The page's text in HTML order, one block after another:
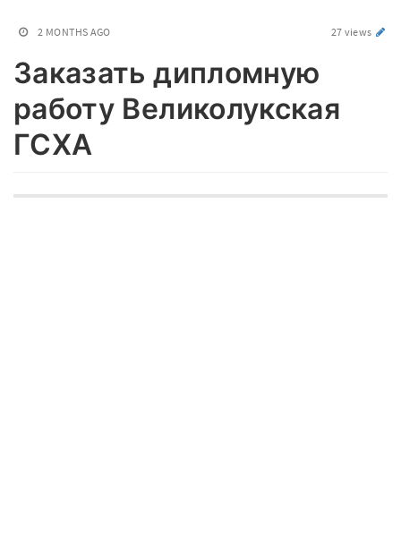
2 MONTHS AGO 27 views
Заказать дипломную
работу Великолукская
ГСХА